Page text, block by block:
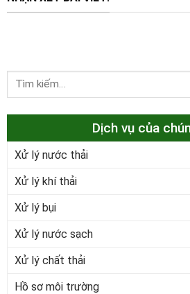
Dịch vụ của
Xử lý nước thải
Xử lý khí thải
Xử lý bụi
Xử lý nước sạch
Xử lý chất thải
Hồ sơ môi trường